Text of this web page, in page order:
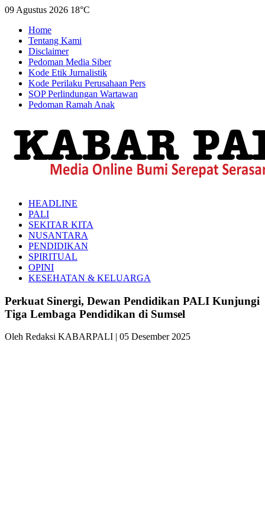
09 Agustus 2026 18°C
Home
Tentang Kami
Disclaimer
Pedoman Media Siber
Kode Etik Jurnalistik
Kode Perilaku Perusahaan Pers
SOP Perlindungan Wartawan
Pedoman Ramah Anak
HEADLINE
PALI
SEKITAR KITA
NUSANTARA
PENDIDIKAN
SPIRITUAL
OPINI
KESEHATAN & KELUARGA
Perkuat Sinergi, Dewan Pendidikan PALI Kunjungi
Tiga Lembaga Pendidikan di Sumsel
Oleh Redaksi KABARPALI | 05 Desember 2025